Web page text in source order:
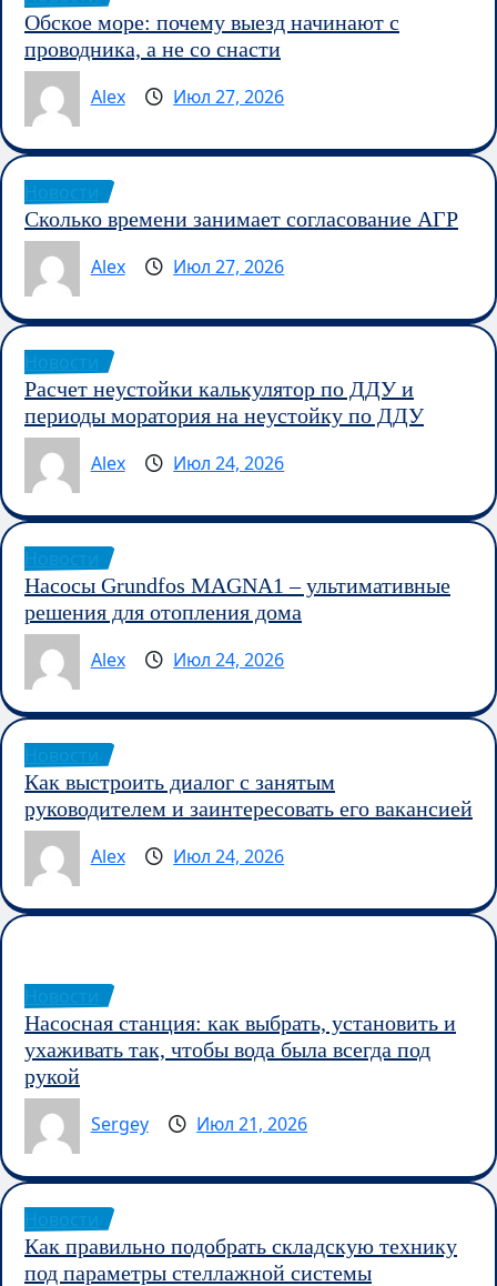
Обское море: почему выезд начинают с
проводника, а не со снасти
Alex
Июл 27, 2026
Сколько времени занимает согласование АГР
Alex
Июл 27, 2026
Расчет неустойки калькулятор по ДДУ и
периоды моратория на неустойку по ДДУ
Alex
Июл 24, 2026
Насосы Grundfos MAGNA1 – ультимативные
решения для отопления дома
Alex
Июл 24, 2026
Как выстроить диалог с занятым
руководителем и заинтересовать его вакансией
Alex
Июл 24, 2026
Насосная станция: как выбрать, установить и
ухаживать так, чтобы вода была всегда под
рукой
Sergey
Июл 21, 2026
Как правильно подобрать складскую технику
под параметры стеллажной системы